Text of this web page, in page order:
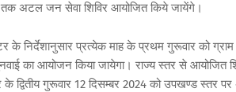
अटल जन सेवा शिविर आयोजित किये जायेंगे।
निर्देशानुसार प्रत्येक माह के प्रथम गुरूवार को ग्राम
का आयोजन किया जायेगा। राज्य स्तर से आयोजित
के द्वितीय गुरूवार 12 दिसम्बर 2024 को उपखण्ड स्तर